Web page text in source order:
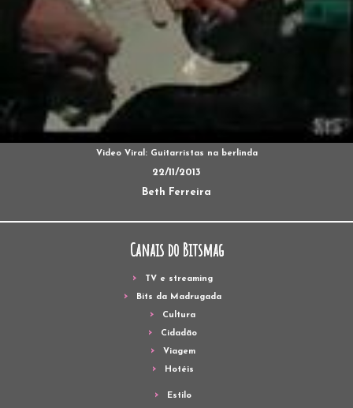
Video Viral: Guitarristas na berlinda
22/11/2013
Beth Ferreira
Canais do Bitsmag
TV e streaming
Bits da Madrugada
Cultura
Cidadão
Viagem
Hotéis
Estilo